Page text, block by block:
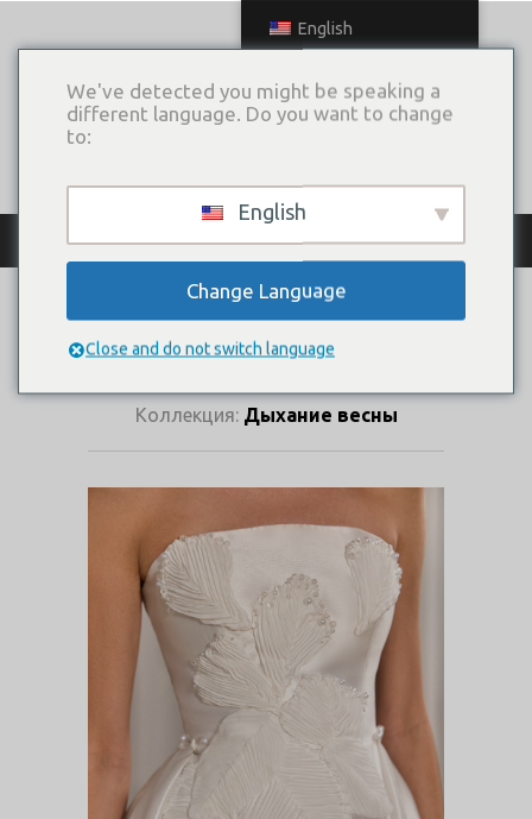
КАТАЛОГ ПЛАТЬЕВ
ВОЗВРАЩЕНИЕ В
ЭДЕМ
Коллекция: Дыхание весны
English
We've detected you might be speaking a
different language. Do you want to change
to:
English
Change Language
Close and do not switch language